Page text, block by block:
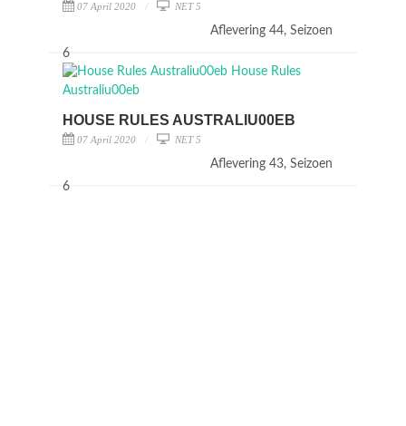
07 April 2020 NET 5
Aflevering 44, Seizoen
6
HOUSE RULES AUSTRALIU00EB
07 April 2020 NET 5
Aflevering 43, Seizoen
6